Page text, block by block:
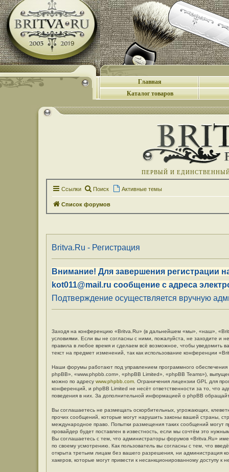
Главная
Каталог товаров
ПЕРВЫЙ И
Ссылки Поиск Активные темы
Список форумов
Britva.Ru - Регистрация
Внимание! Для завершения регистрации
kot011@mail.ru сообщение с адреса
Подтверждение осуществляется вручную
Заходя на конференцию «Britva.Ru» (в дальнейшем «мы», «наш»,
условиями. Если вы не согласны с ними, пожалуйста, не заходите и
правила в любое время и сделаем всё возможное, чтобы уведомить
текст на предмет изменений, так как использование конференции
Наши форумы работают под управлением программного
phpBB», «www.phpbb.com», «phpBB Limited», «phpBB Teams»),
можно по адресу www.phpbb.com . Ограничения лицензии GPL для
конференций, и phpBB Limited не несёт ответственности за то, что
поведения в них. За дополнительной информацией о phpBB
Вы соглашаетесь не размещать оскорбительных, угрожающих,
прочих сообщений, которые могут нарушить законы вашей страны,
международное право. Попытки размещения таких сообщений
провайдер будет поставлен в известность, если мы сочтём это
Вы соглашаетесь с тем, что администраторы форумов «Britva.Ru»
по своему усмотрению. Как пользователь вы согласны с тем, что
открыта третьим лицам без вашего разрешения, ни администрация
хакеров, которые могут привести к несанкционированному доступу к